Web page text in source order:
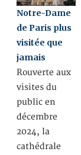
Notre-Dame
de Paris plus
visitée que
jamais
Rouverte aux
visites du
public en
décembre
2024, la
cathédrale